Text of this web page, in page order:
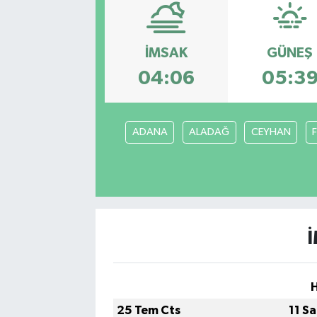
İMSAK
04:06
GÜNEŞ
05:39
ADANA ALADAĞ CEYHAN
25 Tem Cts
11
Kültür & Sanat